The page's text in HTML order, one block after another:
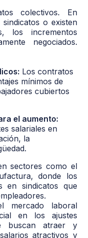
colectivos. En
o existen
los incrementos
negociados.
Los contratos
mínimos de
cubiertos
el aumento:
salariales en
la
sectores como el
donde los
en sindicatos que
mercado laboral
en los ajustes
buscan atraer y
atractivos y